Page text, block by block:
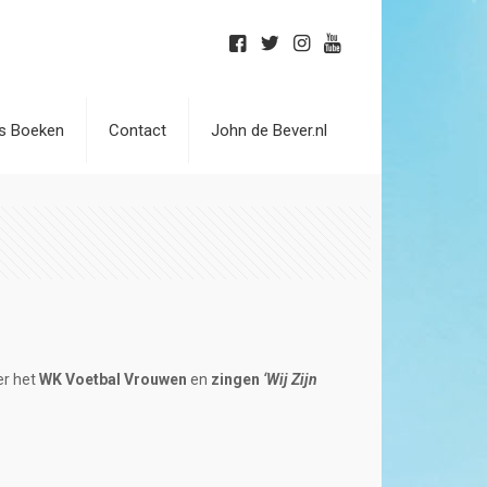
Boeken Contact John de Bever.nl
hetWK Voetbal Vrouwen en zingen ‘Wij Zijn